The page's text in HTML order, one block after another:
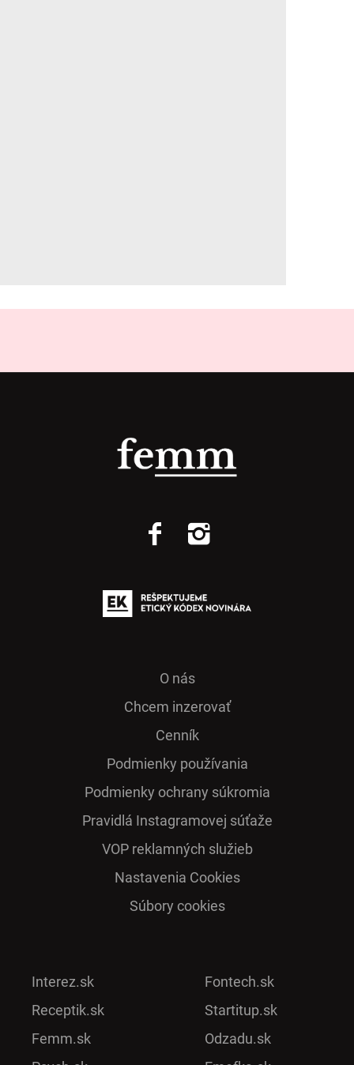
O nás
Chcem inzerovať
Cenník
Podmienky používania
Podmienky ochrany súkromia
Pra­vidlá Ins­ta­gra­mo­vej sú­ťaže
VOP reklamných služieb
Nastavenia Cookies
Súbory cookies
Interez.sk
Receptik.sk
Femm.sk
Fontech.sk
Startitup.sk
Odzadu.sk